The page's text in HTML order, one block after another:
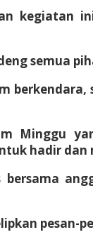
semua
Minggu
hadir dan